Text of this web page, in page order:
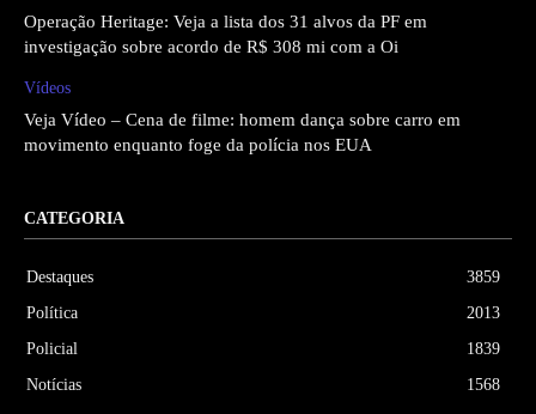
Operação Heritage: Veja a lista dos 31 alvos da PF em
investigação sobre acordo de R$ 308 mi com a Oi
Vídeos
Veja Vídeo – Cena de filme: homem dança sobre carro em
movimento enquanto foge da polícia nos EUA
CATEGORIA
Destaques
3859
Política
2013
Policial
1839
Notícias
1568